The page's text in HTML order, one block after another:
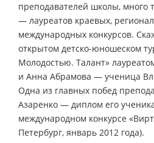
преподавателей школы, много
— лауреатов краевых,
международных конкурсов.
открытом детско-юношеском
Молодостью. Талант»
и Анна Абрамова — ученица
Одна из главных побед
Азаренко — диплом его
международном конкурсе
Петербург, январь 2012 года).